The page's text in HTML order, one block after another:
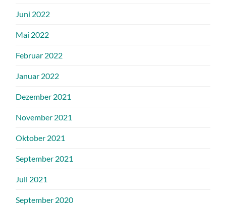
Juni 2022
Mai 2022
Februar 2022
Januar 2022
Dezember 2021
November 2021
Oktober 2021
September 2021
Juli 2021
September 2020